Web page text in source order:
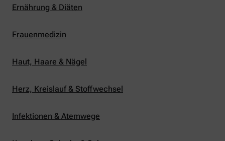
Ernährung & Diäten
Frauenmedizin
Haut, Haare & Nägel
Herz, Kreislauf & Stoffwechsel
Infektionen & Atemwege